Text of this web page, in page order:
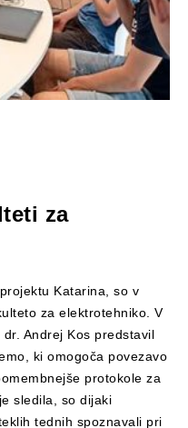
za
Katarina, so v
za elektrotehniko. V
Andrej Kos predstavil
ki omogoča povezavo
protokole za
sledila, so dijaki
tednih spoznavali pri